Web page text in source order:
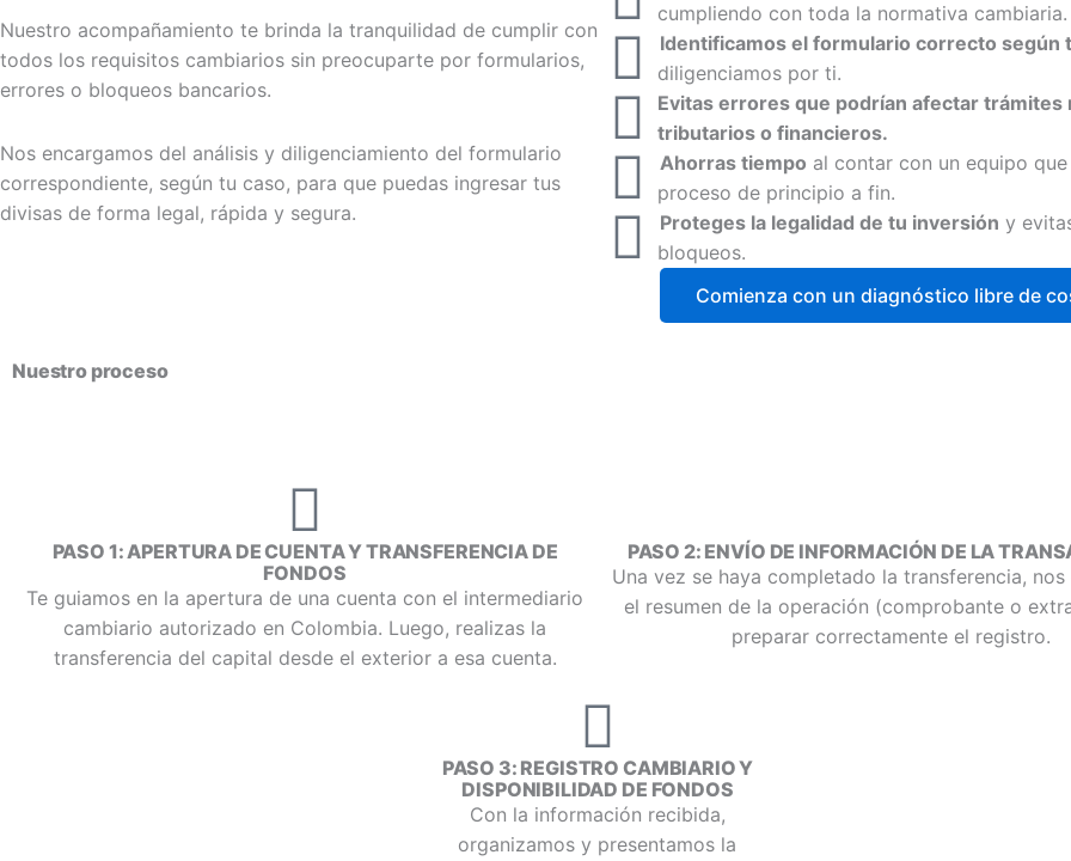
Nuestro acompañamiento te brinda la tranquilidad de cumplir con
todos los requisitos cambiarios sin preocuparte por formularios,
errores o bloqueos bancarios.
Nos encargamos del análisis y diligenciamiento del formulario
correspondiente, según tu caso, para que puedas ingresar tus
divisas de forma legal, rápida y segura.
cumpliendo con toda la normativa cambiaria.
Identificamos el formulario correcto según
diligenciamos por ti.
Evitas errores que podrían afectar trámites
tributarios o financieros.
Ahorras tiempo al contar con un equipo
proceso de principio a fin.
Proteges la legalidad de tu inversión y
bloqueos.
Comienza con un diagnóstico libre de
Nuestro proceso
PASO 1: APERTURA DE CUENTA Y TRANSFERENCIA DE
FONDOS
Te guiamos en la apertura de una cuenta con el intermediario
cambiario autorizado en Colombia. Luego, realizas la
transferencia del capital desde el exterior a esa cuenta.
PASO 2: ENVÍO DE INFORMACIÓN DE LA
Una vez se haya completado la transferencia,
el resumen de la operación (comprobante o
preparar correctamente el registro.
PASO 3: REGISTRO CAMBIARIO Y
DISPONIBILIDAD DE FONDOS
Con la información recibida,
organizamos y presentamos la